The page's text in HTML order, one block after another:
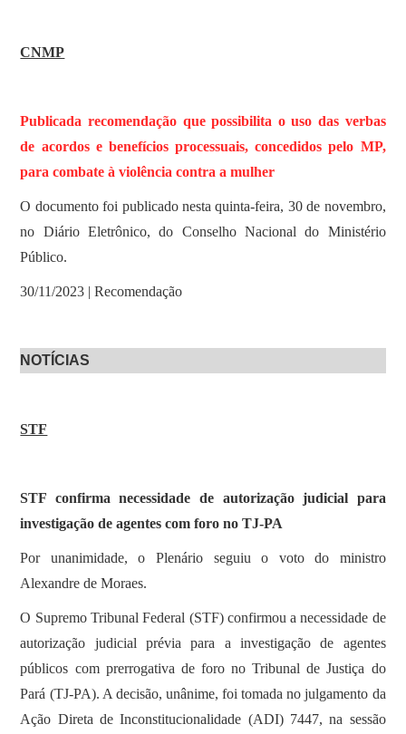
CNMP
Publicada recomendação que possibilita o uso das verbas
de acordos e benefícios processuais, concedidos pelo MP,
para combate à violência contra a mulher
O documento foi publicado nesta quinta-feira, 30 de novembro,
no Diário Eletrônico, do Conselho Nacional do Ministério
Público.
30/11/2023 | Recomendação
NOTÍCIAS
STF
STF confirma necessidade de autorização judicial para
investigação de agentes com foro no TJ-PA
Por unanimidade, o Plenário seguiu o voto do ministro
Alexandre de Moraes.
O Supremo Tribunal Federal (STF) confirmou a necessidade de
autorização judicial prévia para a investigação de agentes
públicos com prerrogativa de foro no Tribunal de Justiça do
Pará (TJ-PA). A decisão, unânime, foi tomada no julgamento da
Ação Direta de Inconstitucionalidade (ADI) 7447, na sessão